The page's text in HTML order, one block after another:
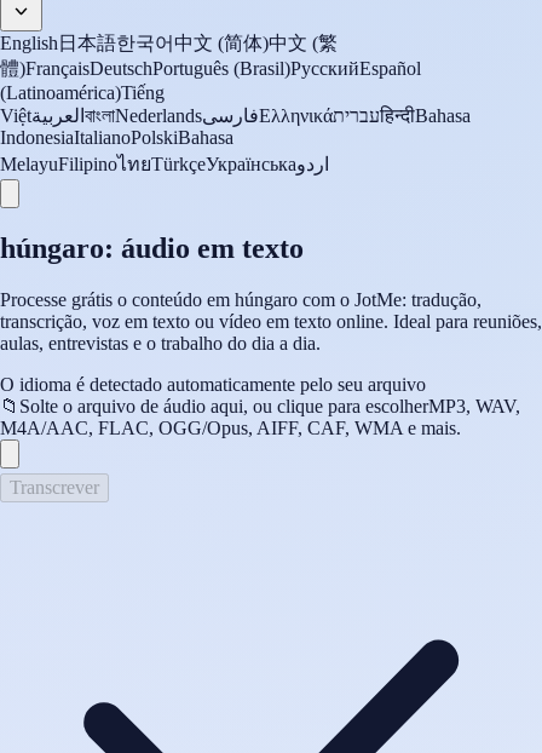
English 日本語한국어中文 (简体)中文 (繁
體)FrançaisDeutschPortuguês (Brasil)РусскийEspañol
(Latinoamérica)Tiếng
Việtالعربية বাংলাNederlandsفارسیΕλληνικάעבריתहिन्दीBahasa
IndonesiaItalianoPolskiBahasa
MelayuFilipinoไทยTürkçeУкраїнськаاردو
húngaro: áudio em texto
Processe grátis o conteúdo em húngaro com o JotMe: tradução,
transcrição, voz em texto ou vídeo em texto online. Ideal para reuniões,
aulas, entrevistas e o trabalho do dia a dia.
O idioma é detectado automaticamente pelo seu arquivo
📁 Solte o arquivo de áudio aqui, ou clique para escolherMP3, WAV,
M4A/AAC, FLAC, OGG/Opus, AIFF, CAF, WMA e mais.
Transcrever